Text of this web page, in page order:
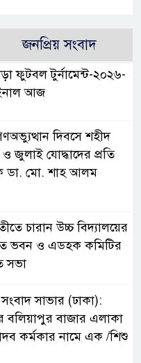
জনপ্রিয় সংবাদ
ফুটবল টুর্নামেন্ট-২০২৬-
আজ
দিবসে শহীদ
জুলাই যোদ্ধাদের প্রতি
ডা. মো. শাহ আলম
চারান উচ্চ বিদ্যালয়ের
ভবন ও এডহক কমিটির
সভা
সাভার (ঢাকা):
বলিয়াপুর বাজার এলাকা
কর্মকার নামে এক /শিশু